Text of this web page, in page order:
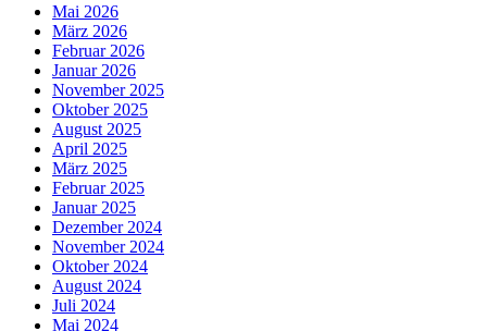
Mai 2026
März 2026
Februar 2026
Januar 2026
November 2025
Oktober 2025
August 2025
April 2025
März 2025
Februar 2025
Januar 2025
Dezember 2024
November 2024
Oktober 2024
August 2024
Juli 2024
Mai 2024